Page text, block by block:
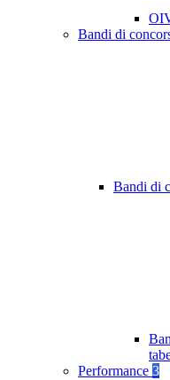
Bandi di
Bandi di
Performance 3